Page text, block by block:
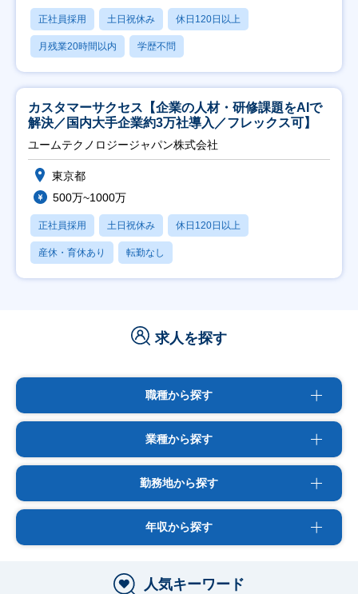
正社員採用 土日祝休み 休日120日以上
月残業20時間以内 学歴不問
カスタマーサクセス【企業の人材・研修課題をAIで
解決／国内大手企業約3万社導入／フレックス可】
ユームテクノロジージャパン株式会社
東京都
500万~1000万
正社員採用 土日祝休み 休日120日以上
産休・育休あり 転勤なし
求人を探す
職種から探す
業種から探す
勤務地から探す
年収から探す
人気キーワード